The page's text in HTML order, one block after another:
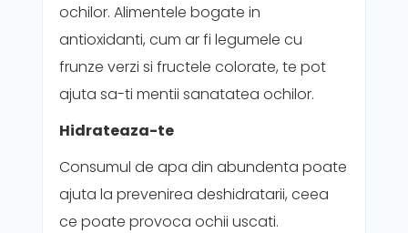
ochilor. Alimentele bogate in
antioxidanti, cum ar fi legumele cu
frunze verzi si fructele colorate, te pot
ajuta sa-ti mentii sanatatea ochilor.
Hidrateaza-te
Consumul de apa din abundenta poate
ajuta la prevenirea deshidratarii, ceea
ce poate provoca ochii uscati.